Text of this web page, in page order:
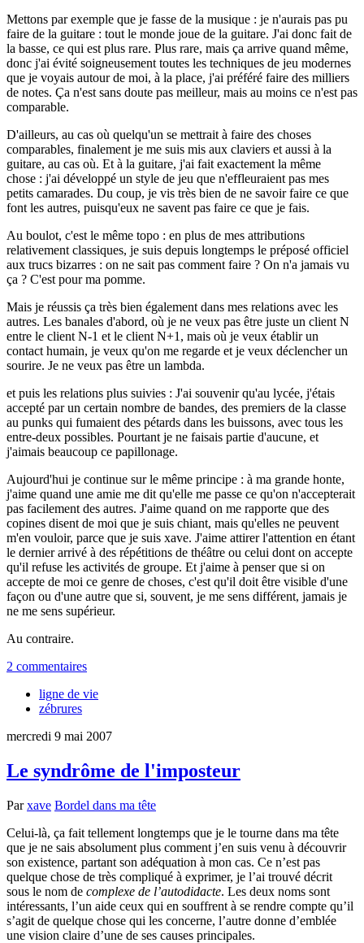
Mettons par exemple que je fasse de la musique : je n'aurais pas pu
faire de la guitare : tout le monde joue de la guitare. J'ai donc fait de
la basse, ce qui est plus rare. Plus rare, mais ça arrive quand même,
donc j'ai évité soigneusement toutes les techniques de jeu modernes
que je voyais autour de moi, à la place, j'ai préféré faire des milliers
de notes. Ça n'est sans doute pas meilleur, mais au moins ce n'est pas
comparable.
D'ailleurs, au cas où quelqu'un se mettrait à faire des choses
comparables, finalement je me suis mis aux claviers et aussi à la
guitare, au cas où. Et à la guitare, j'ai fait exactement la même
chose : j'ai développé un style de jeu que n'effleuraient pas mes
petits camarades. Du coup, je vis très bien de ne savoir faire ce que
font les autres, puisqu'eux ne savent pas faire ce que je fais.
Au boulot, c'est le même topo : en plus de mes attributions
relativement classiques, je suis depuis longtemps le préposé officiel
aux trucs bizarres : on ne sait pas comment faire ? On n'a jamais vu
ça ? C'est pour ma pomme.
Mais je réussis ça très bien également dans mes relations avec les
autres. Les banales d'abord, où je ne veux pas être juste un client N
entre le client N-1 et le client N+1, mais où je veux établir un
contact humain, je veux qu'on me regarde et je veux déclencher un
sourire. Je ne veux pas être un lambda.
et puis les relations plus suivies : J'ai souvenir qu'au lycée, j'étais
accepté par un certain nombre de bandes, des premiers de la classe
au punks qui fumaient des pétards dans les buissons, avec tous les
entre-deux possibles. Pourtant je ne faisais partie d'aucune, et
j'aimais beaucoup ce papillonage.
Aujourd'hui je continue sur le même principe : à ma grande honte,
j'aime quand une amie me dit qu'elle me passe ce qu'on n'accepterait
pas facilement des autres. J'aime quand on me rapporte que des
copines disent de moi que je suis chiant, mais qu'elles ne peuvent
m'en vouloir, parce que je suis xave. J'aime attirer l'attention en étant
le dernier arrivé à des répétitions de théâtre ou celui dont on accepte
qu'il refuse les activités de groupe. Et j'aime à penser que si on
accepte de moi ce genre de choses, c'est qu'il doit être visible d'une
façon ou d'une autre que si, souvent, je me sens différent, jamais je
ne me sens supérieur.
Au contraire.
2 commentaires
ligne de vie
zébrures
mercredi 9 mai 2007
Le syndrôme de l'imposteur
Parxave Bordel dans ma tête
Celui-là, ça fait tellement longtemps que je le tourne dans ma tête
que je ne sais absolument plus comment j’en suis venu à découvrir
son existence, partant son adéquation à mon cas. Ce n’est pas
quelque chose de très compliqué à exprimer, je l’ai trouvé décrit
sous le nom de complexe de l’autodidacte. Les deux noms sont
intéressants, l’un aide ceux qui en souffrent à se rendre compte qu’il
s’agit de quelque chose qui les concerne, l’autre donne d’emblée
une vision claire d’une de ses causes principales.